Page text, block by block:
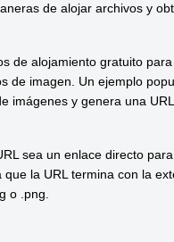
de alojar archivos y
de alojamiento gratuito
de imagen. Un ejemplo
imágenes y genera una
sea un enlace directo
la URL termina con la
o .png.